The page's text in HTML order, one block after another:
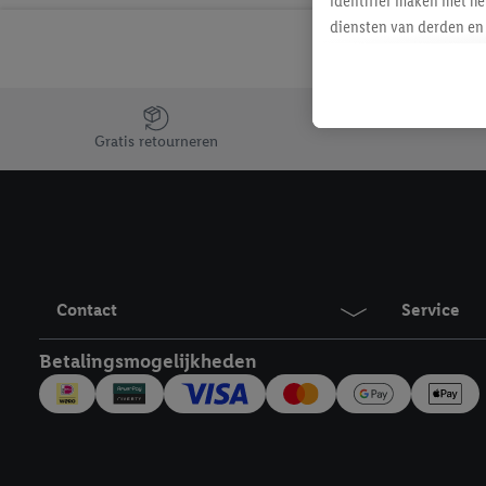
Jouw voordelen bij ons als Lidl webshop klant
Gratis retourneren
Contact Service
Betalingsmogelijkheden
diensten van derden
Als je hiervoor
eerder interesse hebt
maar het niet te
mailadres en met
Onder "Aanpassen"
Door te klikken op
technieken worden
inclusief over de
trekken, vind je in onze
over de cookies die